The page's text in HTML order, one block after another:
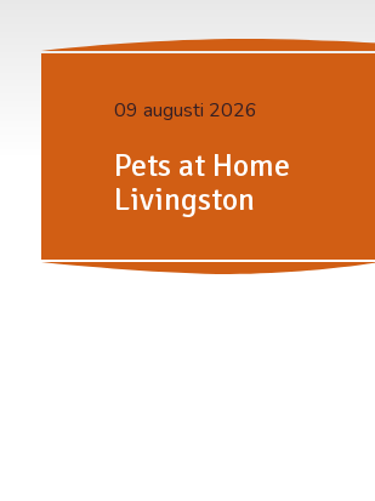
09 augusti 2026
Pets at Home
Livingston